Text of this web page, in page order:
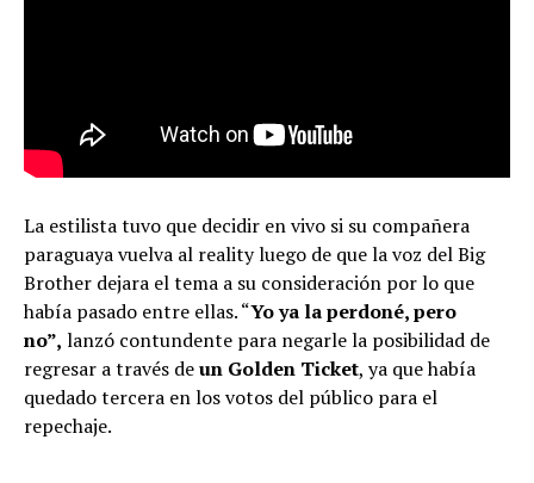
La estilista tuvo que decidir en vivo si su compañera
paraguaya vuelva al reality luego de que la voz del Big
Brother dejara el tema a su consideración por lo que
había pasado entre ellas. “Yo ya la perdoné, pero
no”, lanzó contundente para negarle la posibilidad de
regresar a través deun Golden Ticket, ya que había
quedado tercera en los votos del público para el
repechaje.